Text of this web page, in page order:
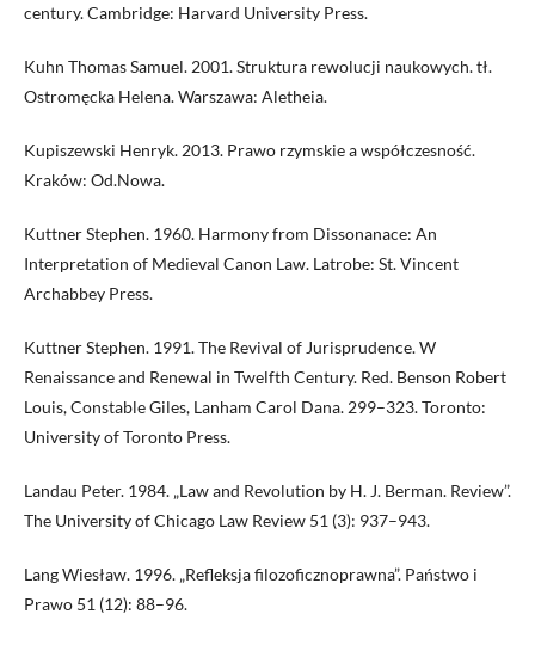
century. Cambridge: Harvard University Press.
Kuhn Thomas Samuel. 2001. Struktura rewolucji naukowych. tł.
Ostromęcka Helena. Warszawa: Aletheia.
Kupiszewski Henryk. 2013. Prawo rzymskie a współczesność.
Kraków: Od.Nowa.
Kuttner Stephen. 1960. Harmony from Dissonanace: An
Interpretation of Medieval Canon Law. Latrobe: St. Vincent
Archabbey Press.
Kuttner Stephen. 1991. The Revival of Jurisprudence. W
Renaissance and Renewal in Twelfth Century. Red. Benson Robert
Louis, Constable Giles, Lanham Carol Dana. 299–323. Toronto:
University of Toronto Press.
Landau Peter. 1984. „Law and Revolution by H. J. Berman. Review”.
The University of Chicago Law Review 51 (3): 937–943.
Lang Wiesław. 1996. „Refleksja filozoficznoprawna”. Państwo i
Prawo 51 (12): 88–96.